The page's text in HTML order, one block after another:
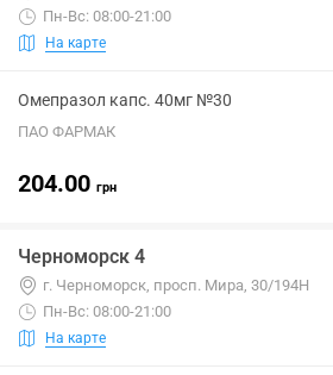
Пн-Вс: 08:00-21:00
На карте
Омепразол капс. 40мг №30
ПАО ФАРМАК
204.00 грн
Черноморск 4
г. Черноморск, просп. Мира, 30/194Н
Пн-Вс: 08:00-21:00
На карте